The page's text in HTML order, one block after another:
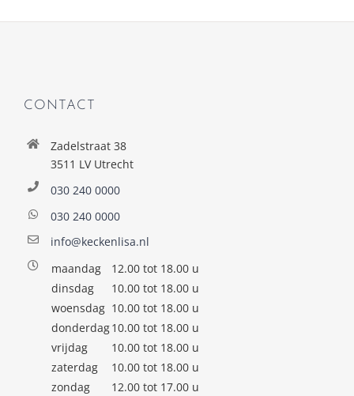
CONTACT
Zadelstraat 38
3511 LV Utrecht
030 240 0000
030 240 0000
info@keckenlisa.nl
maandag
12.00 tot 18.00 u
dinsdag
10.00 tot 18.00 u
woensdag 10.00 tot 18.00 u
donderdag10.00 tot 18.00 u
vrijdag
10.00 tot 18.00 u
zaterdag
10.00 tot 18.00 u
zondag
12.00 tot 17.00 u